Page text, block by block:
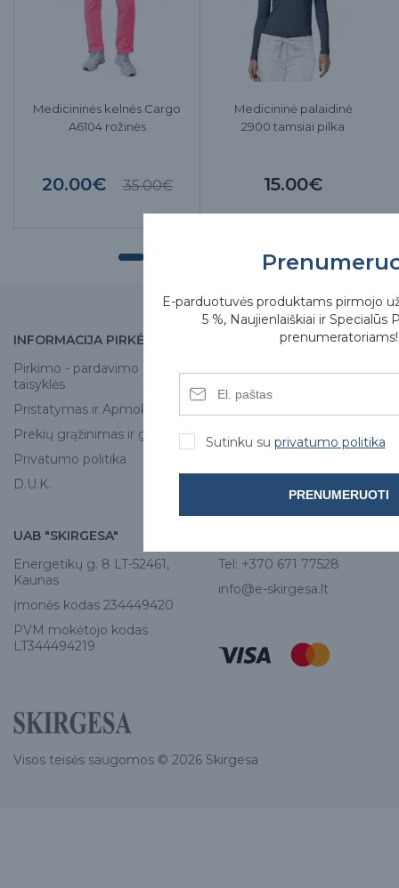
Medicininės kelnės Cargo
A6104 rožinės
20.00€ 35.00€
Medicininė palaidinė
2900 tamsiai pilka
15.00€
INFORMACIJA PIRKĖJUI
Pirkimo - pardavimo
taisyklės
Pristatymas ir Apmokėjimas
Prekių grąžinimas ir garantija
Privatumo politika
D.U.K.
APIE MUS
Skirgesa parduotuvės
Kontaktai
UAB "SKIRGESA"
Energetikų g. 8 LT-52461,
Kaunas
Įmonės kodas 234449420
PVM mokėtojo kodas
LT344494219
Tel: +370 671 77528
info@e-skirgesa.lt
Visos teisės saugomos © 2026 Skirgesa
E-parduotuvės produktams pirmojo
5 %, Naujienlaiškiai ir Specialūs
prenumeratoriams!
Sutinku su privatumo politika
PRENUMERUOTI